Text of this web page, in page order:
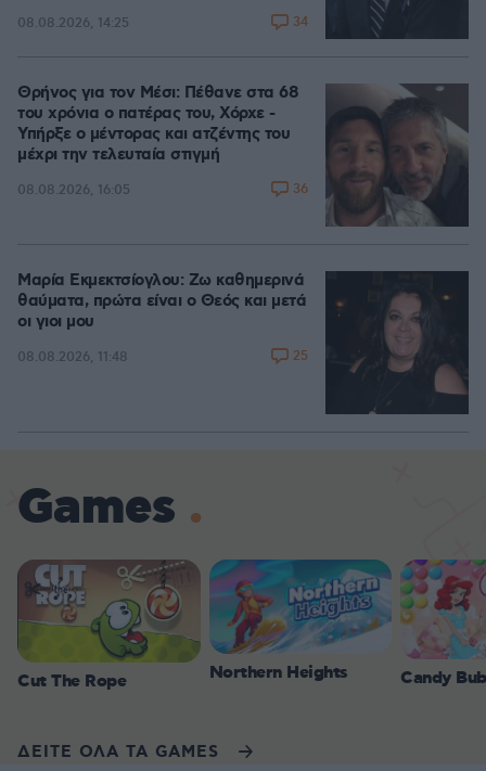
08.08.2026, 14:25 34
Θρήνος για τον Μέσι: Πέθανε στα 68
του χρόνια ο πατέρας του, Χόρχε -
Υπήρξε ο μέντορας και ατζέντης του
μέχρι την τελευταία στιγμή
08.08.2026, 16:05 36
Μαρία Εκμεκτσίογλου: Ζω καθημερινά
θαύματα, πρώτα είναι ο Θεός και μετά
οι γιοι μου
08.08.2026, 11:48 25
Games
Cut The Rope Northern Heights Candy
ΔΕΙΤΕ ΟΛΑ ΤΑ GAMES